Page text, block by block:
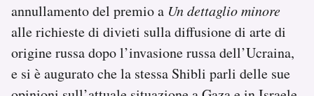
annullamento del premio a Un dettaglio minore
alle richieste di divieti sulla diffusione di arte di
origine russa dopo l’invasione russa dell’Ucraina,
e si è augurato che la stessa Shibli parli delle sue